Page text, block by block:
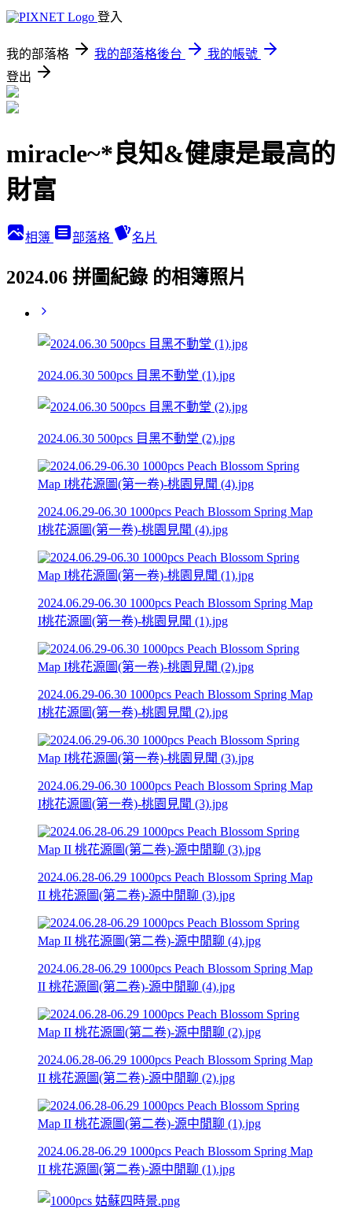
登入
我的部落格 我的部落格後台
我的帳號
登出
miracle~*良知&健康是最高的
財富
相簿 部落格 名片
2024.06 拼圖紀錄 的相簿照片
2024.06.30 500pcs 目黑不動堂 (1).jpg
2024.06.30 500pcs 目黑不動堂 (2).jpg
2024.06.29-06.30 1000pcs Peach Blossom Spring Map
I桃花源圖(第一卷)-桃園見聞 (4).jpg
2024.06.29-06.30 1000pcs Peach Blossom Spring Map
I桃花源圖(第一卷)-桃園見聞 (1).jpg
2024.06.29-06.30 1000pcs Peach Blossom Spring Map
I桃花源圖(第一卷)-桃園見聞 (2).jpg
2024.06.29-06.30 1000pcs Peach Blossom Spring Map
I桃花源圖(第一卷)-桃園見聞 (3).jpg
2024.06.28-06.29 1000pcs Peach Blossom Spring Map
II 桃花源圖(第二卷)-源中閒聊 (3).jpg
2024.06.28-06.29 1000pcs Peach Blossom Spring Map
II 桃花源圖(第二卷)-源中閒聊 (4).jpg
2024.06.28-06.29 1000pcs Peach Blossom Spring Map
II 桃花源圖(第二卷)-源中閒聊 (2).jpg
2024.06.28-06.29 1000pcs Peach Blossom Spring Map
II 桃花源圖(第二卷)-源中閒聊 (1).jpg